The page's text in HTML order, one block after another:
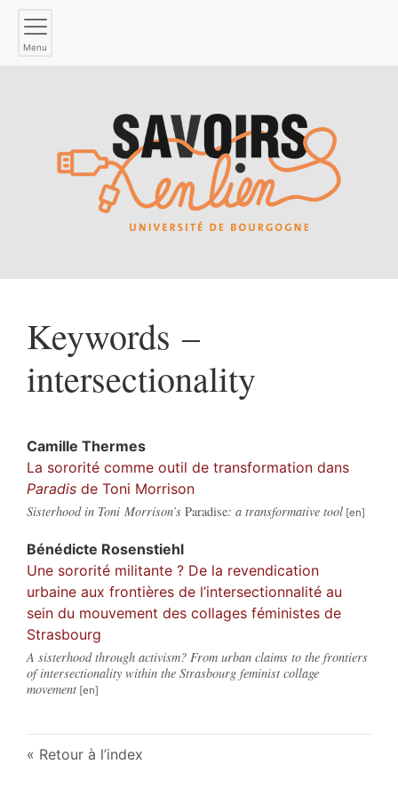
Menu
Keywords –
intersectionality
Camille Thermes
La sororité comme outil de transformation dans
Paradis de Toni Morrison
Sisterhood in Toni Morrison’s Paradise: a transformative tool
Bénédicte Rosenstiehl
Une sororité militante ? De la revendication
urbaine aux frontières de l’intersectionnalité au
sein du mouvement des collages féministes de
Strasbourg
A sisterhood through activism? From urban claims to the frontiers
of intersectionality within the Strasbourg feminist collage
movement
Retour à l’index